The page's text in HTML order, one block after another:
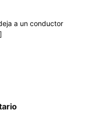
a un conductor